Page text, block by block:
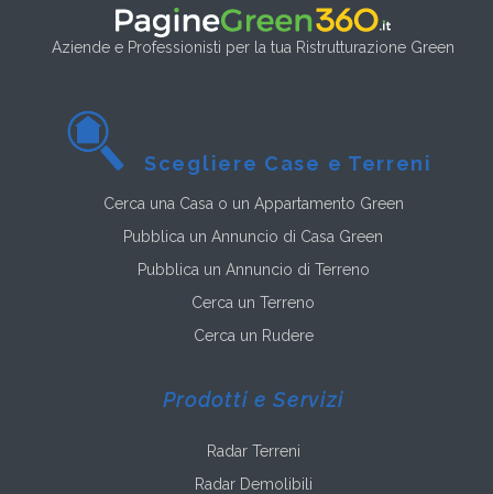
Aziende e Professionisti per la tua Ristrutturazione Green
Scegliere Case e Terreni
Cerca una Casa o un Appartamento Green
Pubblica un Annuncio di Casa Green
Pubblica un Annuncio di Terreno
Cerca un Terreno
Cerca un Rudere
Prodotti e Servizi
Radar Terreni
Radar Demolibili